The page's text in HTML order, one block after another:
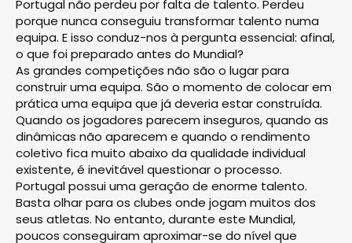
Portugal não perdeu por falta de talento. Perdeu
porque nunca conseguiu transformar talento numa
equipa. E isso conduz-nos à pergunta essencial: afinal,
o que foi preparado antes do Mundial?
As grandes competições não são o lugar para
construir uma equipa. São o momento de colocar em
prática uma equipa que já deveria estar construída.
Quando os jogadores parecem inseguros, quando as
dinâmicas não aparecem e quando o rendimento
coletivo fica muito abaixo da qualidade individual
existente, é inevitável questionar o processo.
Portugal possui uma geração de enorme talento.
Basta olhar para os clubes onde jogam muitos dos
seus atletas. No entanto, durante este Mundial,
poucos conseguiram aproximar-se do nível que